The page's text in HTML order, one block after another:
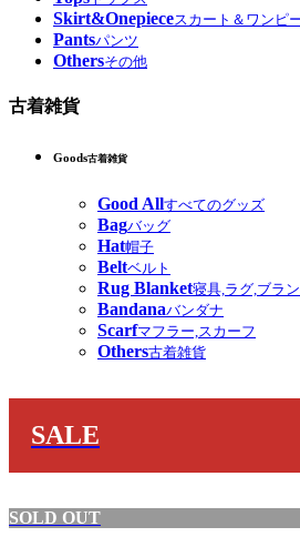
Skirt&Onepieceスカート＆ワンピ
Pantsパンツ
Othersその他
古着雑貨
Goods古着雑貨
Good Allすべてのグッズ
Bagバッグ
Hat帽子
Beltベルト
Rug Blanket寝具,ラグ,ブラ
Bandanaバンダナ
Scarfマフラー,スカーフ
Others古着雑貨
SALE
SOLD OUT